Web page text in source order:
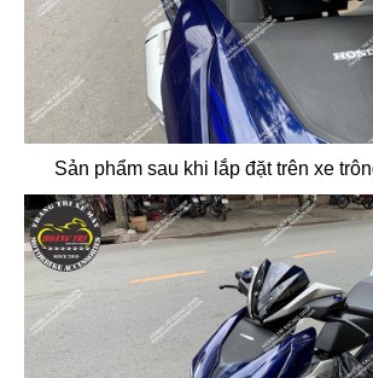
Sản phẩm sau khi lắp đặt trên xe